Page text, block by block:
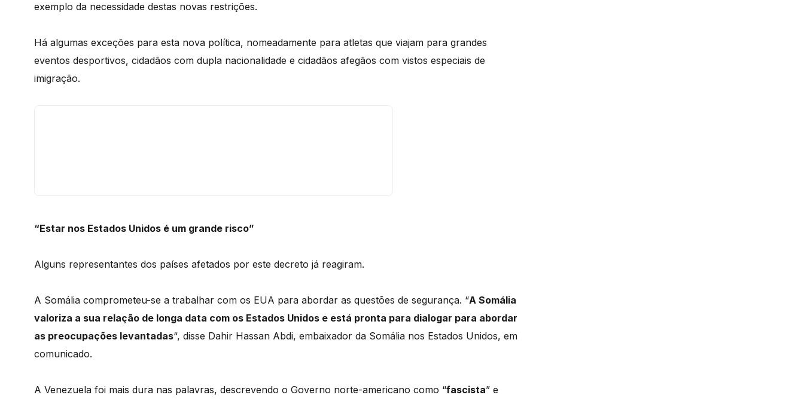
exemplo da necessidade destas novas restrições.
Há algumas exceções para esta nova política, nomeadamente para atletas que viajam para grandes
eventos desportivos, cidadãos com dupla nacionalidade e cidadãos afegãos com vistos especiais de
imigração.
“Estar nos Estados Unidos é um grande risco”
Alguns representantes dos países afetados por este decreto já reagiram.
A Somália comprometeu-se a trabalhar com os EUA para abordar as questões de segurança. “A Somália
valoriza a sua relação de longa data com os Estados Unidos e está pronta para dialogar para abordar
as preocupações levantadas“, disse Dahir Hassan Abdi, embaixador da Somália nos Estados Unidos, em
comunicado.
A Venezuela foi mais dura nas palavras, descrevendo o Governo norte-americano como “fascista” e